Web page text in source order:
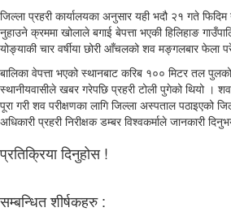
जिल्ला प्रहरी कार्यालयका अनुसार यही भदौ २१ गते फिदिम
नुहाउने क्रममा खोलाले बगाई बेपत्ता भएकी हिलिहाङ
योङ्याकी चार वर्षीया छोरी आँचलको शव मङ्गलबार फेला
बालिका वेपत्ता भएको स्थानबाट करिब १०० मिटर तल
स्थानीयवासीले खबर गरेपछि प्रहरी टोली पुगेको थियो ।
पूरा गरी शव परीक्षणका लागि जिल्ला अस्पताल पठाइएको
अधिकारी प्रहरी निरीक्षक डम्बर विश्वकर्माले जानकारी
प्रतिक्रिया दिनुहोस !
सम्बन्धित शीर्षकहरु :